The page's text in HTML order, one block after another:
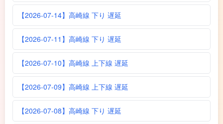
【2026-07-14】高崎線 下り 遅延
【2026-07-11】高崎線 下り 遅延
【2026-07-10】高崎線 上下線 遅延
【2026-07-09】高崎線 上下線 遅延
【2026-07-08】高崎線 下り 遅延